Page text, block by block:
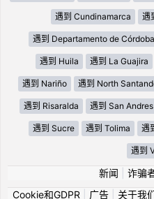
遇到 Cundinamarca 遇
遇到 Departamento de Córdoba
遇到 Huila 遇到 La Guajira
遇到 Nariño 遇到 North
遇到 Risaralda 遇到 San
遇到 Sucre 遇到 Tolima 遇
遇到
新闻 诈骗
Cookie和GDPR
广告| 关于我